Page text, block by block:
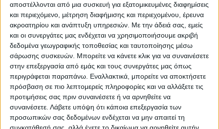
αποστέλλονται από μια συσκευή για εξατομικευμένες διαφημίσεις
και περιεχόμενο, μέτρηση διαφήμισης και περιεχομένου, έρευνα
ακροατηρίου και ανάπτυξη υπηρεσιών. Με την άδειά σας, εμείς
και οι συνεργάτες μας ενδέχεται να χρησιμοποιήσουμε ακριβή
δεδομένα γεωγραφικής τοποθεσίας και ταυτοποίησης μέσω
σάρωσης συσκευών. Μπορείτε να κάνετε κλικ για να συναινέσετε
στην επεξεργασία από εμάς και τους συνεργάτες μας όπως
περιγράφεται παραπάνω. Εναλλακτικά, μπορείτε να αποκτήσετε
πρόσβαση σε πιο λεπτομερείς πληροφορίες και να αλλάξετε τις
προτιμήσεις σας πριν συναινέσετε ή να αρνηθείτε να
συναινέσετε. Λάβετε υπόψη ότι κάποια επεξεργασία των
προσωπικών σας δεδομένων ενδέχεται να μην απαιτεί τη
ΕΠΟΜΕΝΗ ΑΓΩΝΙΣΤΙΚΗ
(5/1, 15.00)
Στεφανοβίκειο-Μετέωρα
Δίας Δίου-Καρίτσα
Αλμυρός-ΑΤΡΟΜΗΤΟΣ ΠΑΛΑΜΑ
Ηρακλής Λαρ.-Τσαριτσάνη
Ποταμιά-Αταλάντη
ΑΟ ΣΕΛΛΑΝΩΝ -Νεοχώρι